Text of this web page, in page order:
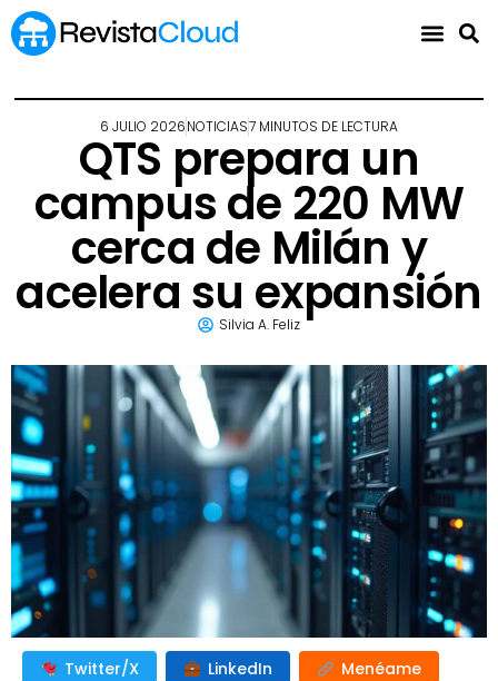
6 JULIO 2026NOTICIAS7 MINUTOS DE LECTURA
QTS prepara un
campus de 220 MW
cerca de Milán y
acelera su expansión
Silvia A. Feliz
Twitter/X LinkedIn
Menéame